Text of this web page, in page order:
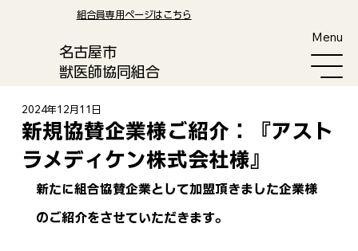
​組合員専用ページはこちら
​名古屋市
獣医師協同組合
Menu
新規協賛企業様ご紹介：『アスト
ラメディケン株式会社様』
2024年12月11日
新たに組合協賛企業として加盟頂きました企業様
のご紹介をさせていただきます。